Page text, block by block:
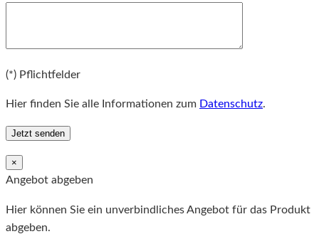
(*) Pflichtfelder
Hier finden Sie alle Informationen zum Datenschutz.
×
Angebot abgeben
Hier können Sie ein unverbindliches Angebot für das Produkt
abgeben.